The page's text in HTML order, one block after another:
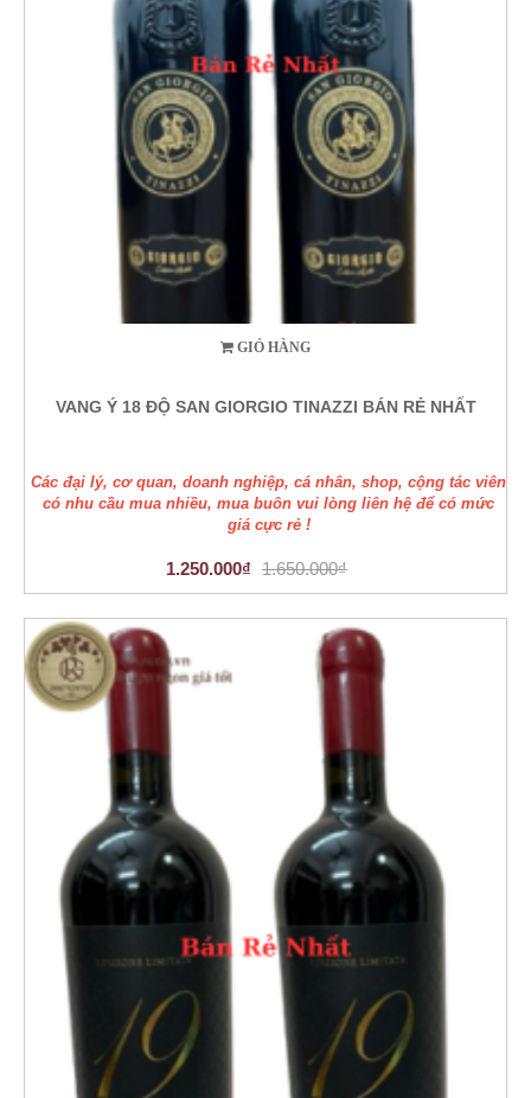
GIỎ HÀNG
VANG Ý 18 ĐỘ SAN GIORGIO TINAZZI BÁN RẺ NHẤT
Các đại lý, cơ quan, doanh nghiệp, cá nhân, shop, cộng tác viên
có nhu cầu mua nhiều, mua buôn vui lòng liên hệ để có mức
giá cực rẻ !
1.250.000₫ 1.650.000₫